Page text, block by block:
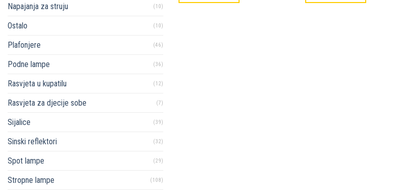
Napajanja za struju (10)
Ostalo (10)
Plafonjere (46)
Podne lampe (36)
Rasvjeta u kupatilu (12)
Rasvjeta za djecije sobe (7)
Sijalice (39)
Sinski reflektori (32)
Spot lampe (29)
Stropne lampe (108)